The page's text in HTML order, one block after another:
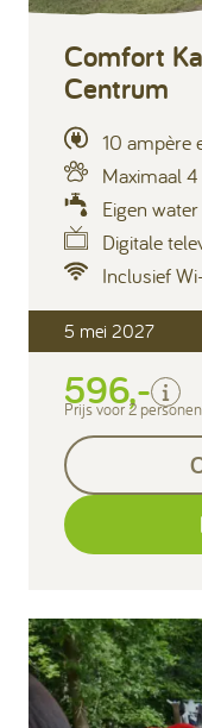
Comfort
Centrum
10 ampère
Maximaal
Eigen
Digitale
Inclusief
5 mei 2027
596,-
Prijs voor 2 personen